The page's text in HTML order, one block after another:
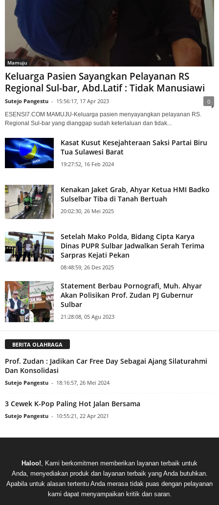
Mamuju
Keluarga Pasien Sayangkan Pelayanan RS
Regional Sul-bar, Abd.Latif : Tidak Manusiawi
Sutejo Pangestu - 15:56:17, 17 Apr 2023 0
ESENSI7.COM MAMUJU-Keluarga pasien menyayangkan pelayanan RS.
Regional Sul-bar yang dianggap sudah keterlaluan dan tidak...
Kasat Kusut Kesejahteraan Saksi Partai Biru
Tua Sulawesi Barat
19:27:52, 16 Feb 2024
Kenakan Jaket Grab, Ahyar Ketua HMI Badko
Sulselbar Tiba di Tanah Bertuah
20:02:30, 26 Mei 2025
Setelah Mako Polda, Bidang Cipta Karya
Dinas PUPR Sulbar Jadwalkan Serah Terima
Sarpras Kejati Pekan
08:48:59, 26 Des 2025
Statement Berbau Pornografi, Muh. Ahyar
Akan Polisikan Prof. Zudan PJ Gubernur
Sulbar
21:28:08, 05 Agu 2023
BERITA OLAHRAGA
Prof. Zudan : Jadikan Car Free Day Sebagai Ajang Silaturahmi
Dan Konsolidasi
Sutejo Pangestu - 18:16:57, 26 Mei 2024
3 Cewek K-Pop Paling Hot Jalan Bersama
Sutejo Pangestu - 10:55:21, 22 Apr 2021
Haloo!, Kami berkomitmen memberikan layanan terbaik untuk
Anda, menyediakan produk dan layanan terbaik yang Anda butuhkan.
Apabila untuk alasan tertentu Anda merasa tidak puas dengan pelayanan
kami dapat menyampaikan kritik dan saran.